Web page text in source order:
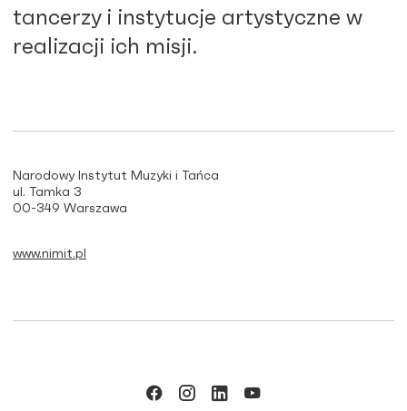
tancerzy i instytucje artystyczne w
realizacji ich misji.
Narodowy Instytut Muzyki i Tańca
ul. Tamka 3
00-349 Warszawa
www.nimit.pl